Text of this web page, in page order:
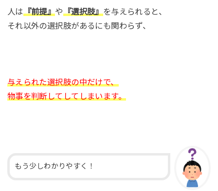
人は『前提』や『選択肢』を与えられると、
それ以外の選択肢があるにも関わらず、
与えられた選択肢の中だけで、
物事を判断してしてしまいます。
もう少しわかりやすく！